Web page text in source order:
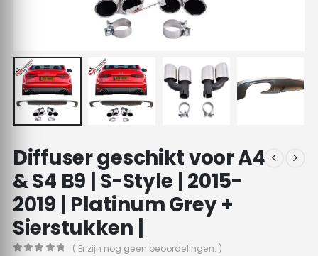
Diffuser geschikt voor A4
& S4 B9 | S-Style | 2015-
2019 | Platinum Grey +
Sierstukken |
( Er zijn nog geen beoordelingen. )